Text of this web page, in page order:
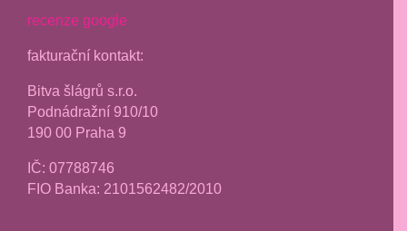
recenze google
fakturační kontakt:
Bitva šlágrů s.r.o.
Podnádražní 910/10
190 00 Praha 9
IČ: 07788746
FIO Banka: 2101562482/2010